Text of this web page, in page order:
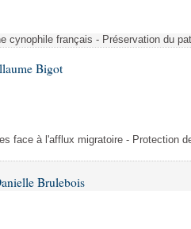
cynophile français - Préservation du
Bigot
face à l'afflux migratoire - Protection
Brulebois